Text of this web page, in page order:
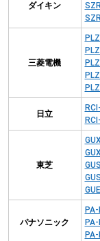
ダイキン
三菱電機
日立
東芝
パナソニック